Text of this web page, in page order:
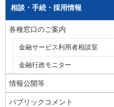
相談・手続・採用情報
各種窓口のご案内
金融サービス利用者相談室
金融行政モニター
情報公開等
パブリックコメント